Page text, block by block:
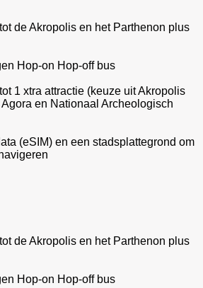
de Akropolis en het Parthenon plus
Hop-on Hop-off bus
1 xtra attractie (keuze uit Akropolis
Agora en Nationaal Archeologisch
(eSIM) en een stadsplattegrond om
de Akropolis en het Parthenon plus
Hop-on Hop-off bus